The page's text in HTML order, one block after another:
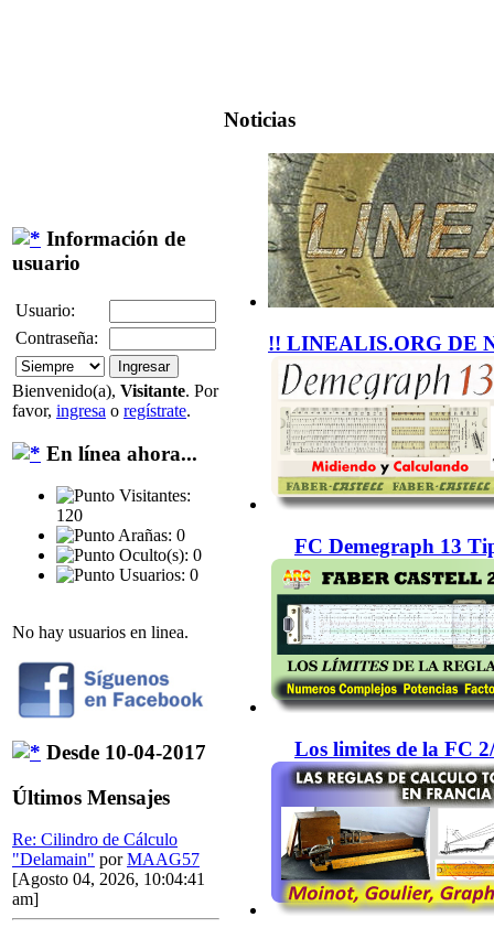
Información de
usuario
Usuario:
Contraseña:
Bienvenido(a), Visitante. Por
favor, ingresa o regístrate.
En línea ahora...
Visitantes:
120
Arañas: 0
Oculto(s): 0
Usuarios: 0
No hay usuarios en linea.
Desde 10-04-2017
Últimos Mensajes
Re: Cilindro de Cálculo
"Delamain" porMAAG57
[Agosto 04, 2026, 10:04:41
am]
Noticias
!! LINEALIS.ORG DE
FC Demegraph 13
Los limites de la FC